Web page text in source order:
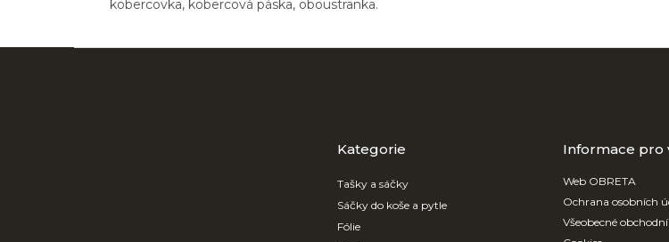
kobercovka, kobercová páska, oboustranka.
kategorie
Kategorie
Tašky a sáčky
Sáčky do koše a pytle
Fólie
Informace pro
Web OBRETA
Ochrana osobních
Všeobecné